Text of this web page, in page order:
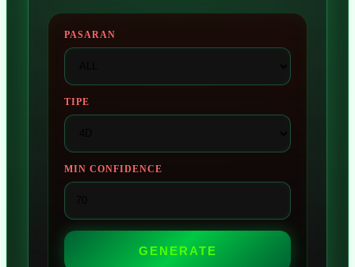
PASARAN
TIPE
MIN CONFIDENCE
GENERATE